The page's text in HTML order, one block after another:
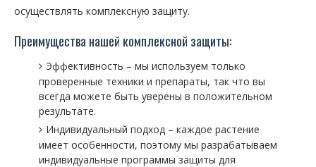
осуществлять комплексную защиту.
Преимущества нашей комплексной защиты:
Эффективность – мы используем только
проверенные техники и препараты, так что вы
всегда можете быть уверены в положительном
результате.
Индивидуальный подход – каждое растение
имеет особенности, поэтому мы разрабатываем
индивидуальные программы защиты для